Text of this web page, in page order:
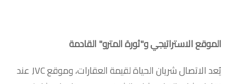
الموقع الاستراتيجي و"ثورة المترو" القادمة
يُعد الاتصال شريان الحياة لقيمة العقارات، وموقع JVC عند